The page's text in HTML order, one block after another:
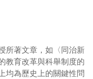
所著文章，如〈同治新
教育改革與科舉制度的
均為歷史上的關鍵性問